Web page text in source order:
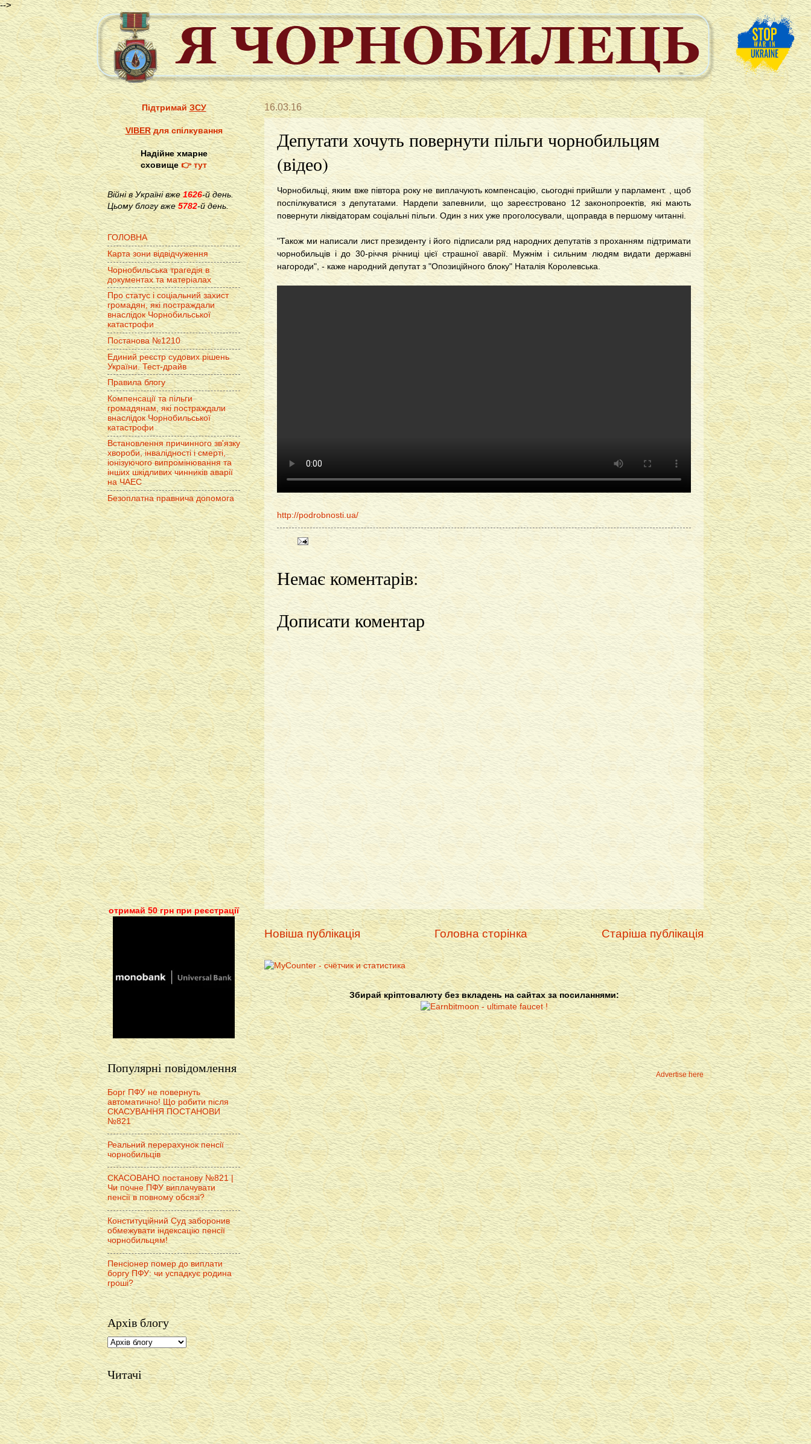
-->
16.03.16
Депутати хочуть повернути пільги чорнобильцям
(відео)
Чорнобильці, яким вже півтора року не виплачують компенсацію, сьогодні прийшли у парламент. , щоб
поспілкуватися з депутатами. Нардепи запевнили, що зареєстровано 12 законопроектів, які мають
повернути ліквідаторам соціальні пільги. Один з них уже проголосували, щоправда в першому читанні.
"Також ми написали лист президенту і його підписали ряд народних депутатів з проханням підтримати
чорнобильців і до 30-річчя річниці цієї страшної аварії. Мужнім і сильним людям видати державні
нагороди", - каже народний депутат з "Опозиційного блоку" Наталія Королевська.
http://podrobnosti.ua/
Немає коментарів:
Дописати коментар
Новіша публікація Старіша публікація
Головна сторінка
Збирай кріптовалюту без вкладень на сайтах за посиланнями:
Advertise here
ПідтримайЗСУ
VIBERдля спілкування
Надійне хмарне
сховище👉 тут
Війні в Україні вже1626-й день.
Цьому блогу вже 5782-й день.
ГОЛОВНА
Карта зони відвідчуження
Чорнобильська трагедія в
документах та матеріалах
Про статус і соціальний захист
громадян, які постраждали
внаслідок Чорнобильської
катастрофи
Постанова №1210
Единий реєстр судових рішень
України. Тест-драйв
Правила блогу
Компенсації та пільги
громадянам, які постраждали
внаслідок Чорнобильської
катастрофи
Встановлення причинного зв'язку
хвороби, інвалідності і смерті,
іонізуючого випромінювання та
інших шкідливих чинників аварії
на ЧАЕС
Безоплатна правнича допомога
отримай 50 грн при реєстрації
Популярні повідомлення
Борг ПФУ не повернуть
автоматично! Що робити після
СКАСУВАННЯ ПОСТАНОВИ
№821
Реальний перерахунок пенсії
чорнобильців
СКАСОВАНО постанову №821 |
Чи почне ПФУ виплачувати
пенсії в повному обсязі?
Конституційний Суд заборонив
обмежувати індексацію пенсії
чорнобильцям!
Пенсіонер помер до виплати
боргу ПФУ: чи успадкує родина
гроші?
Архів блогу
Читачі